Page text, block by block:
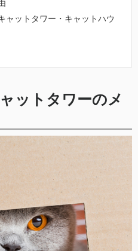
ャットタワー・キャットハウ
ットタワーのメ